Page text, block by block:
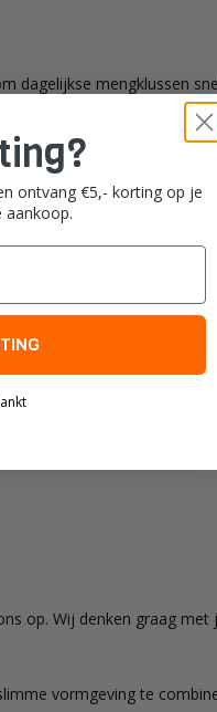
mengklussen
kracht te vragen
je werkt. Binnen het
op. Wij denken graag met
vormgeving te
ontvang €5,- korting op je
aankoop.